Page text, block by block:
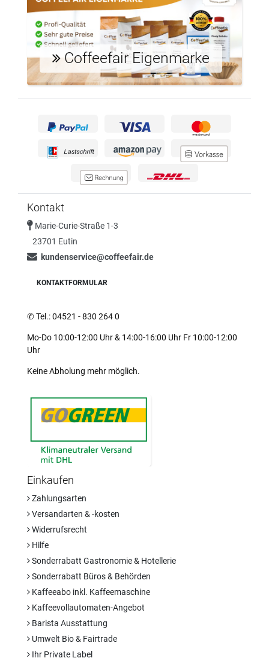
Coffeefair Eigenmarke
Kontakt
Marie-Curie-Straße 1-3
23701 Eutin
kundenservice@coffeefair.de
KONTAKTFORMULAR
✆Tel.: 04521 - 830 264 0
Mo-Do 10:00-12:00 Uhr & 14:00-16:00 Uhr Fr 10:00-12:00
Uhr
Keine Abholung mehr möglich.
Einkaufen
Zahlungsarten
Versandarten & -kosten
Widerrufsrecht
Hilfe
Sonderrabatt Gastronomie & Hotellerie
Sonderrabatt Büros & Behörden
Kaffeeabo inkl. Kaffeemaschine
Kaffeevollautomaten-Angebot
Barista Ausstattung
Umwelt Bio & Fairtrade
Ihr Private Label